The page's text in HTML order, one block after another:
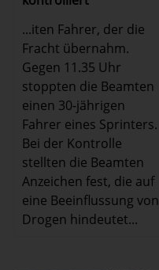
...iten Fahrer, der die
Fracht übernahm.
Gegen 11.35 Uhr
stoppten die Beamten
einen 30-jährigen
Fahrer eines Sprinters.
Bei der Kontrolle
stellten die Beamten
Anzeichen fest, die auf
eine Beeinflussung von
Drogen hindeutet...